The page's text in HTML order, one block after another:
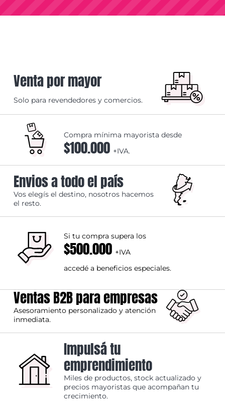
Venta por mayor
Solo para revendedores y comercios.
Compra mínima mayorista desde
$100.000 +IVA.
Envios a todo el país
Vos elegís el destino, nosotros hacemos
el resto.
Si tu compra supera los
$500.000 +IVA
accedé a beneficios especiales.
Ventas B2B para empresas
Asesoramiento personalizado y atención
inmediata.
Impulsá tu
emprendimiento
Miles de productos, stock actualizado y
precios mayoristas que acompañan tu
crecimiento.